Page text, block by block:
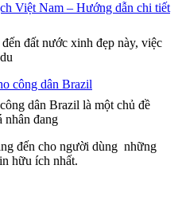
Việt Nam – Hướng dẫn chi tiết
đất nước xinh đẹp này, việc
công dân Brazil
dân Brazil là một chủ đề
nhân đang
đến cho người dùng những
hữu ích nhất.